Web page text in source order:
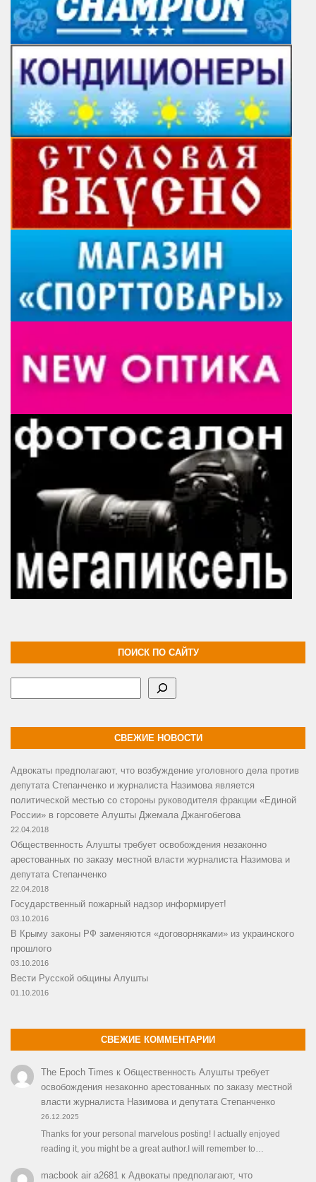
ПОИСК ПО САЙТУ
СВЕЖИЕ НОВОСТИ
Адвокаты предполагают, что возбуждение уголовного дела против
депутата Степанченко и журналиста Назимова является
политической местью со стороны руководителя фракции «Единой
России» в горсовете Алушты Джемала Джангобегова
22.04.2018
Общественность Алушты требует освобождения незаконно
арестованных по заказу местной власти журналиста Назимова и
депутата Степанченко
22.04.2018
Государственный пожарный надзор информирует!
03.10.2016
В Крыму законы РФ заменяются «договорняками» из украинского
прошлого
03.10.2016
Вести Русской общины Алушты
01.10.2016
СВЕЖИЕ КОММЕНТАРИИ
The Epoch Times к Общественность Алушты требует
освобождения незаконно арестованных по заказу местной
власти журналиста Назимова и депутата Степанченко
26.12.2025
Thanks for your personal marvelous posting! I actually enjoyed
reading it, you might be a great author.I will remember to…
macbook air a2681к Адвокаты предполагают, что